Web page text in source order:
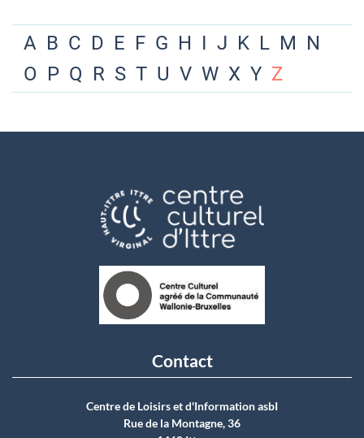
A B C D E F G H I J K L M N
O P Q R S T U V W X Y Z
Contact
Centre de Loisirs et d'Information asbI
Rue de la Montagne, 36